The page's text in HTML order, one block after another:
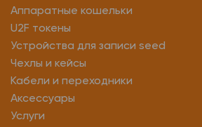
Аппаратные кошельки
U2F токены
Устройства для записи seed
Чехлы и кейсы
Кабели и переходники
Аксессуары
Услуги